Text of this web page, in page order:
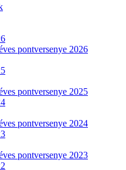
pontversenye 2026
pontversenye 2025
pontversenye 2024
pontversenye 2023